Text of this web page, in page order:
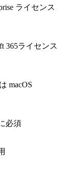
ライセンス
365ライセンス
macOS
必須